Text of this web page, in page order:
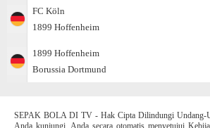
FC Köln
1899 Hoffenheim
1899 Hoffenheim
Borussia Dortmund
SEPAK BOLA DI TV - Hak Cipta Dilindungi Undang-
Anda kunjungi, Anda secara otomatis menyetujui